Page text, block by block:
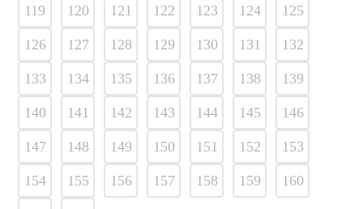
119 120 121 122 123 124 125
126 127 128 129 130 131 132
133 134 135 136 137 138 139
140 141 142 143 144 145 146
147 148 149 150 151 152 153
154 155 156 157 158 159 160